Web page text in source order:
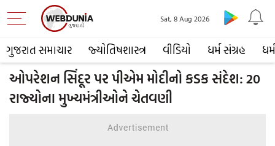
ગુજરાત સમાચાર જ્યોતિષશાસ્ત્ર વીડિયો ધર્મ સંગ્રહ ધર્મ
Sat, 8 Aug 2026
ઓપરેશન સિંદૂર પર પીએમ મોદીનો કડક સંદેશ: 20
રાજ્યોના મુખ્યમંત્રીઓને ચેતવણી